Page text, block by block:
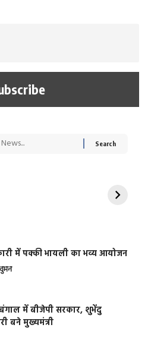
रोज एक कच्चे लहसुन
में पक्की भायली का भव्य आयोजन
वुमन
में बीजेपी सरकार, शुभेंदु
बने मुख्यमंत्री